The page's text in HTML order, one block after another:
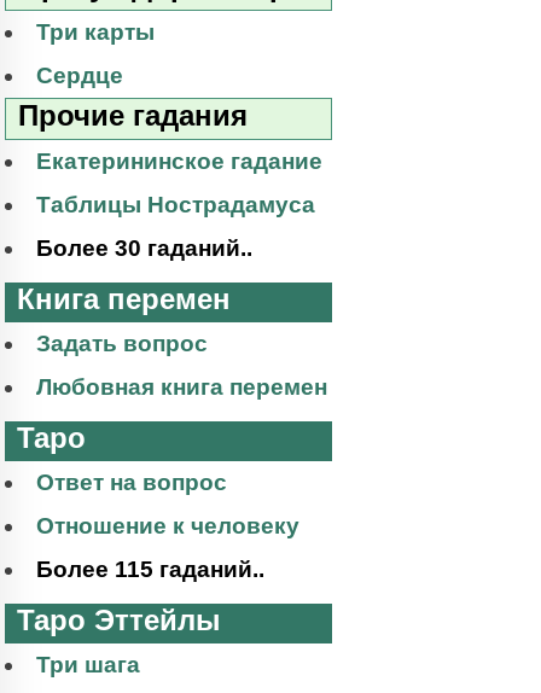
Три карты
Сердце
Прочие гадания
Екатерининское гадание
Таблицы Нострадамуса
Более 30 гаданий..
Книга перемен
Задать вопрос
Любовная книга перемен
Таро
Ответ на вопрос
Отношение к человеку
Более 115 гаданий..
Таро Эттейлы
Три шага